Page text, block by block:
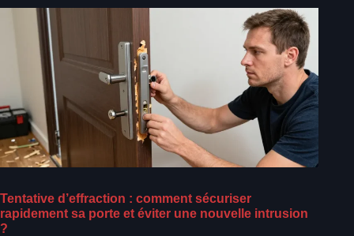
Tentative d’effraction : comment sécuriser
rapidement sa porte et éviter une nouvelle intrusion
?